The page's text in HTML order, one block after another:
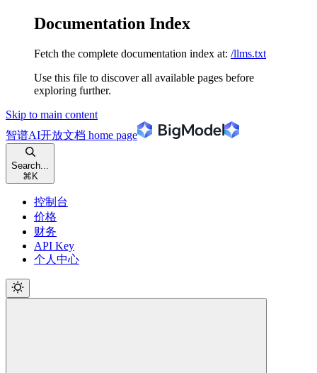
Documentation Index
Fetch the complete documentation index at: /llms.txt
Use this file to discover all available pages before
exploring further.
Skip to main content
智谱AI开放文档 home page
Search...
⌘ K
控制台
价格
财务
API Key
个人中心